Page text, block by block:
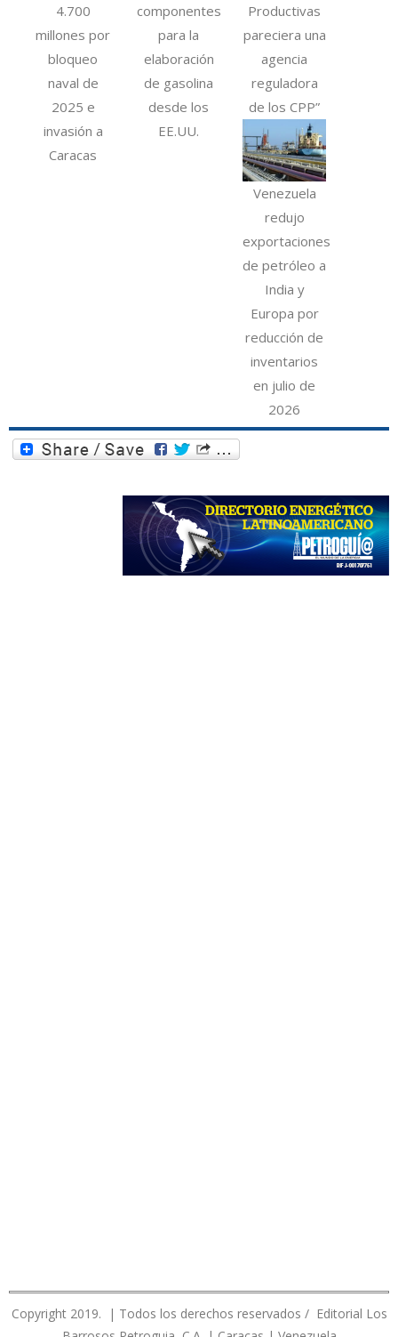
4.700
millones por
bloqueo
naval de
2025 e
invasión a
Caracas
componentes
para la
elaboración
de gasolina
desde los
EE.UU.
Productivas
pareciera una
agencia
reguladora
de los CPP”
Venezuela
redujo
exportaciones
de petróleo a
India y
Europa por
reducción de
inventarios
en julio de
2026
Copyright 2019. | Todos los derechos reservados / Editorial Los